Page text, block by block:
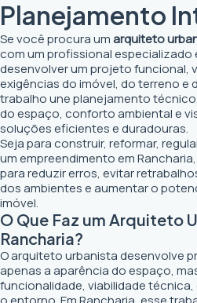
Planejamento
Se você procura umarquiteto
com um profissional especializado
desenvolver um projeto funcional,
exigências do imóvel, do terreno e
trabalho une planejamento
do espaço, conforto ambiental e
soluções eficientes e duradouras.
Seja para construir, reformar,
um empreendimento em
para reduzir erros, evitar
dos ambientes e aumentar o
imóvel.
O Que Faz um Arquiteto
Rancharia?
O arquiteto urbanista desenvolve
apenas a aparência do espaço,
funcionalidade, viabilidade